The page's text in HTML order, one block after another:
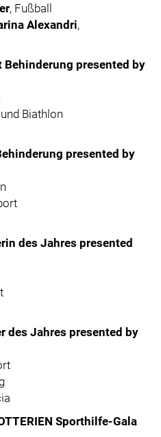
, Fußball
Alexandri,
presented by
Biathlon
presented by
des Jahres presented
des Jahres presented by
Sporthilfe-Gala